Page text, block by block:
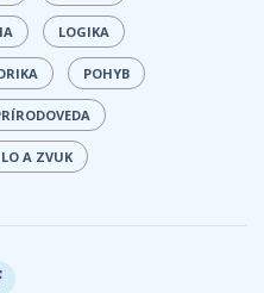
LOGIKA
POHYB
A ZVUK